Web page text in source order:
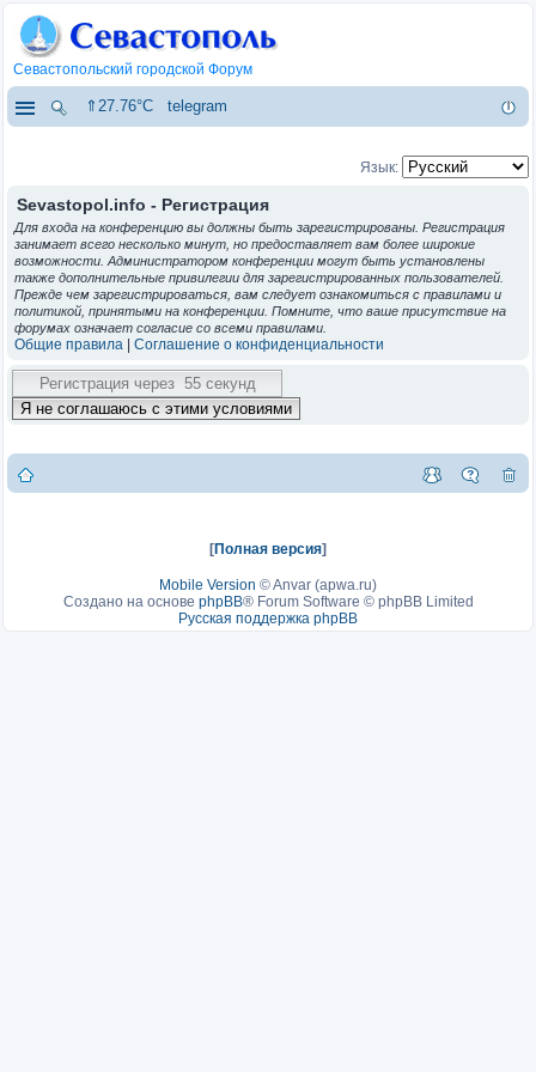
Севастопольский городской Форум
⇑27.76°C telegram
Язык:
Sevastopol.info - Регистрация
Для входа на конференцию вы должны быть зарегистрированы. Регистрация
занимает всего несколько минут, но предоставляет вам более широкие
возможности. Администратором конференции могут быть установлены
также дополнительные привилегии для зарегистрированных пользователей.
Прежде чем зарегистрироваться, вам следует ознакомиться с правилами и
политикой, принятыми на конференции. Помните, что ваше присутствие на
форумах означает согласие со всеми правилами.
Общие правила Соглашение о конфиденциальности
[Полная версия]
Mobile Version ©Anvar (apwa.ru)
Создано на основе phpBB® Forum Software © phpBB Limited
Русская поддержка phpBB